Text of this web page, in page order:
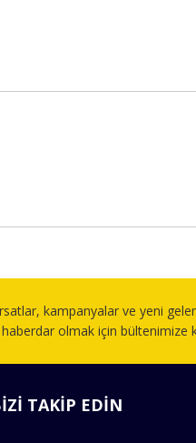
kampanyalar ve yeni
olmak için bültenimize
TAKİP EDİN